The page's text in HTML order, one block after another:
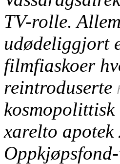
TV-rolle.
udødeliggjort
filmfiaskoer
reintroduserte
xarelto